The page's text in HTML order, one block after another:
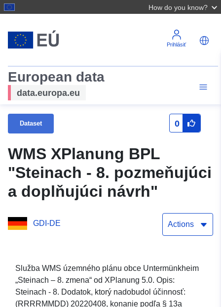
How do you know?
Prihlásiť
European data
data.europa.eu
Dataset 0
WMS XPlanung BPL
"Steinach - 8. pozmeňujúci
a doplňujúci návrh"
GDI-DE Actions
Služba WMS územného plánu obce Untermünkheim
„Steinach – 8. zmena“ od XPlanung 5.0. Opis:
Steinach - 8. Dodatok, ktorý nadobudol účinnosť:
(RRRRMMDD) 20220408, konanie podľa § 13a